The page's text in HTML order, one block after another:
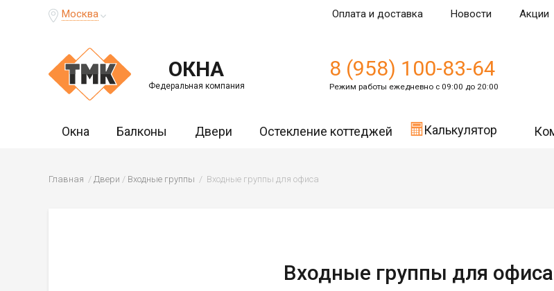
Москва Оплата и доставка Новости Акции
ОКНА
Федеральная компания
8 (958) 100-83-64
Режим работы ежедневно с 09:00 до 20:00
Окна Балконы Двери Остекление коттеджей Калькулятор
Главная Двери Входные группы Входные группы для офиса
Входные группы для